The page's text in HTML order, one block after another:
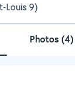
Louis 9)
Photos (4)